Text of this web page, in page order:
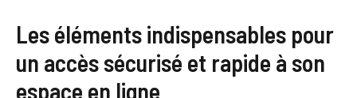
Les éléments indispensables pour
un accès sécurisé et rapide à son
espace en ligne